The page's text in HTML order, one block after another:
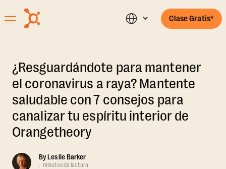
Clase Gratis*
¿Resguardándote para mantener
el coronavirus a raya? Mantente
saludable con 7 consejos para
canalizar tu espíritu interior de
Orangetheory
ByLeslie Barker
. minutos de lectura